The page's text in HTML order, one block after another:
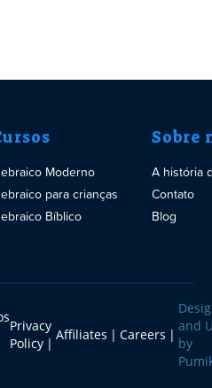
Moderno
para crianças
Bíblico
Sobre
A história
Contato
Blog
Privacy
Policy
Affiliates Careers
and
by